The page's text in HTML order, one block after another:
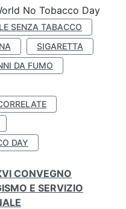
No Tobacco Day
SENZA TABACCO
SIGARETTA
DA FUMO
DAY
CONVEGNO
E SERVIZIO